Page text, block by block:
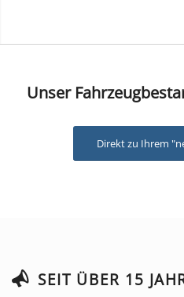
Unser
Direkt zu Ihrem
SEIT ÜBER 15